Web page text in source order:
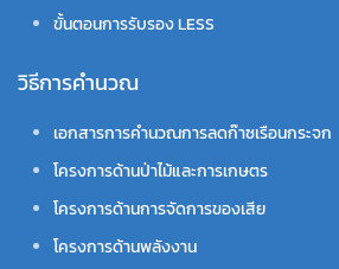
ขั้นตอนการรับรอง LESS
วิธีการคำนวณ
เอกสารการคำนวณการลดก๊าซเรือนกระจก
โครงการด้านป่าไม้และการเกษตร
โครงการด้านการจัดการของเสีย
โครงการด้านพลังงาน